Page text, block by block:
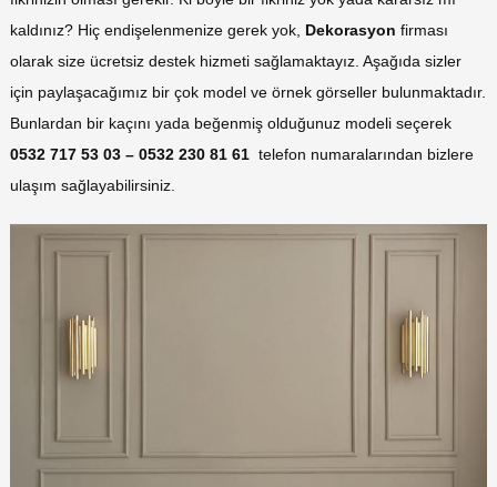
kaldınız? Hiç endişelenmenize gerek yok, Dekorasyon firması
olarak size ücretsiz destek hizmeti sağlamaktayız. Aşağıda sizler
için paylaşacağımız bir çok model ve örnek görseller bulunmaktadır.
Bunlardan bir kaçını yada beğenmiş olduğunuz modeli seçerek
0532 717 53 03 – 0532 230 81 61 telefon numaralarından bizlere
ulaşım sağlayabilirsiniz.